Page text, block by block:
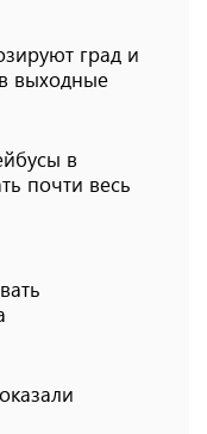
град и
выходные
в
почти весь